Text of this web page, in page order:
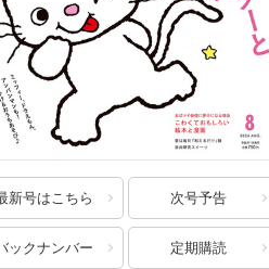
新号はこちら 次号予告
ックナンバー 定期購読